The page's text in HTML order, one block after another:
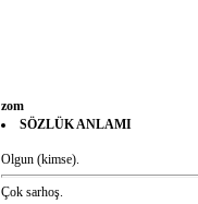
zom
SÖZLÜK ANLAMI
Olgun (kimse).
Çok sarhoş.